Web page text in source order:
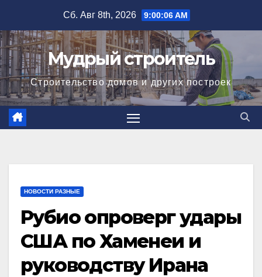
содержимому
Сб. Авг 8th, 2026 9:00:07 AM
Мудрый строитель
Строительство домов и других построек
НОВОСТИ РАЗНЫЕ
Рубио опроверг удары
США по Хаменеи и
руководству Ирана